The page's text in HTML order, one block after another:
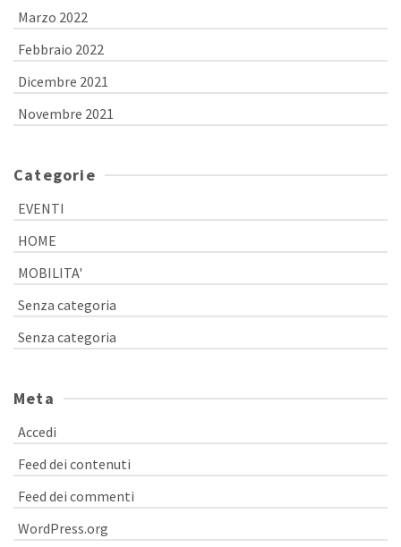
Marzo 2022
Febbraio 2022
Dicembre 2021
Novembre 2021
Categorie
EVENTI
HOME
MOBILITA'
Senza categoria
Senza categoria
Meta
Accedi
Feed dei contenuti
Feed dei commenti
WordPress.org